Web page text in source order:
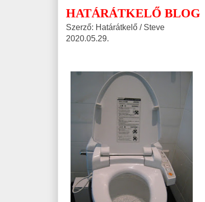
HATÁRÁTKELŐ BLOG
Szerző: Határátkelő / Steve
2020.05.29.